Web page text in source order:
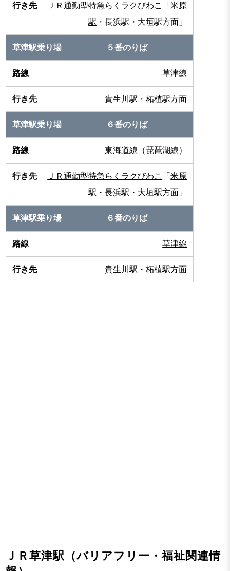
ＪＲ通勤型特急らくラクびわこ 「米原
駅 ・長浜駅・大垣駅方面」
５番のりば
草津線
貴生川駅・柘植駅方面
６番のりば
東海道線（琵琶湖線）
ＪＲ通勤型特急らくラクびわこ 「米原
駅 ・長浜駅・大垣駅方面」
６番のりば
草津線
貴生川駅・柘植駅方面
ＪＲ草津駅（バリアフリー・福祉関連情